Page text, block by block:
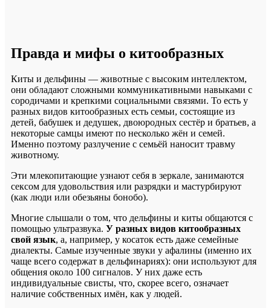
Правда и мифы о китообразных
Киты и дельфины — животные с высоким интеллектом,
они обладают сложными коммуникативными навыками с
сородичами и крепкими социальными связями. То есть у
разных видов китообразных есть семьи, состоящие из
детей, бабушек и дедушек, двоюродных сестёр и братьев, а
некоторые самцы имеют по несколько жён и семей.
Именно поэтому разлучение с семьёй наносит травму
животному.
Эти млекопитающие узнают себя в зеркале, занимаются
сексом для удовольствия или разрядки и мастурбируют
(как люди или обезьяны бонобо).
Многие слышали о том, что дельфины и киты общаются с
помощью ультразвука. У разных видов китообразных
свой язык, а, например, у косаток есть даже семейные
диалекты. Самые изученные звуки у афалины (именно их
чаще всего содержат в дельфинариях): они используют для
общения около 100 сигналов. У них даже есть
индивидуальные свисты, что, скорее всего, означает
наличие собственных имён, как у людей.